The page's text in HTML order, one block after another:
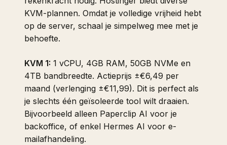
KVM-plannen. Omdat je volledige vrijheid hebt
op de server, schaal je simpelweg mee met je
behoefte.
KVM 1: 1 vCPU, 4GB RAM, 50GB NVMe en
4TB bandbreedte. Actieprijs ±€6,49 per
maand (verlenging ±€11,99). Dit is perfect als
je slechts één geïsoleerde tool wilt draaien.
Bijvoorbeeld alleen Paperclip AI voor je
backoffice, of enkel Hermes AI voor e-
mailafhandeling.